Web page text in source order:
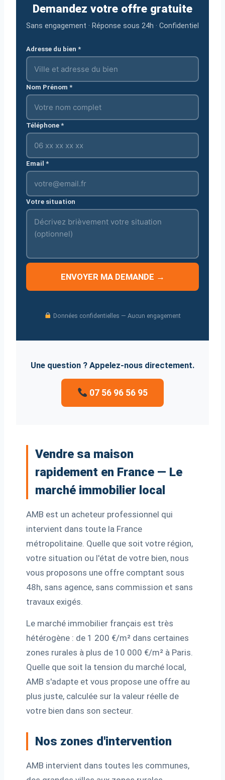
Demandez votre offre gratuite
Sans engagement · Réponse sous 24h · Confidentiel
Adresse du bien *
Nom Prénom *
Téléphone *
Email *
Votre situation
ENVOYER MA DEMANDE →
Données confidentielles — Aucun engagement
Une question ? Appelez-nous directement.
07 56 96 56 95
Vendre sa maison
rapidement en France — Le
marché immobilier local
AMB est un acheteur professionnel qui
intervient dans toute la France
métropolitaine. Quelle que soit votre région,
votre situation ou l'état de votre bien, nous
vous proposons une offre comptant sous
48h, sans agence, sans commission et sans
travaux exigés.
Le marché immobilier français est très
hétérogène : de 1 200 €/m² dans certaines
zones rurales à plus de 10 000 €/m² à Paris.
Quelle que soit la tension du marché local,
AMB s'adapte et vous propose une offre au
plus juste, calculée sur la valeur réelle de
votre bien dans son secteur.
Nos zones d'intervention
AMB intervient dans toutes les communes,